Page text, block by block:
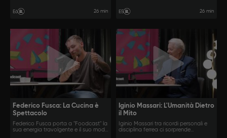
momenti di profonda
consapevolezza.
E6 26 min
personale, dove tecnica e creatività
si incontrano in un equilibrio dinamico.
E5 26 min
Federico Fusca: La Cucina è
Spettacolo
Federico Fusca porta a "Foodcast" la
sua energia travolgente e il suo modo
Iginio Massari: L'Umanità Dietro
il Mito
Iginio Massari tra ricordi personali e
disciplina ferrea ci sorprende